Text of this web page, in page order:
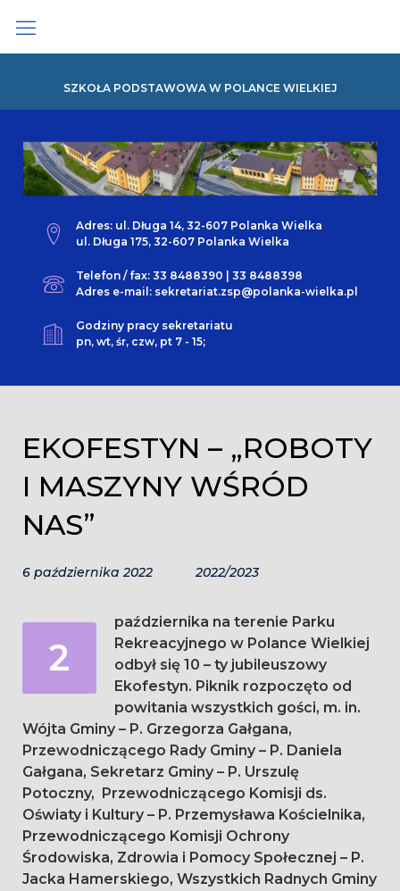
content
SZKOŁA PODSTAWOWA W POLANCE WIELKIEJ
Adres: ul. Długa 14, 32-607 Polanka Wielka
ul. Długa 175, 32-607 Polanka Wielka
Telefon / fax: 33 8488390 | 33 8488398
Adres e-mail: sekretariat.zsp@polanka-wielka.pl
Godziny pracy sekretariatu
pn, wt, śr, czw, pt 7 - 15;
EKOFESTYN – „ROBOTY
I MASZYNY WŚRÓD
NAS”
6 października 2022 2022/2023
2
października na terenie Parku
Rekreacyjnego w Polance Wielkiej
odbył się 10 – ty jubileuszowy
Ekofestyn. Piknik rozpoczęto od
powitania wszystkich gości, m. in.
Wójta Gminy – P. Grzegorza Gałgana,
Przewodniczącego Rady Gminy – P. Daniela
Gałgana, Sekretarz Gminy – P. Urszulę
Potoczny, Przewodniczącego Komisji ds.
Oświaty i Kultury – P. Przemysława Kościelnika,
Przewodniczącego Komisji Ochrony
Środowiska, Zdrowia i Pomocy Społecznej – P.
Jacka Hamerskiego, Wszystkich Radnych Gminy